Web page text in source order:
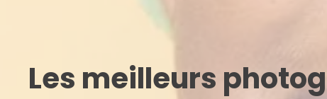
Les meilleurs